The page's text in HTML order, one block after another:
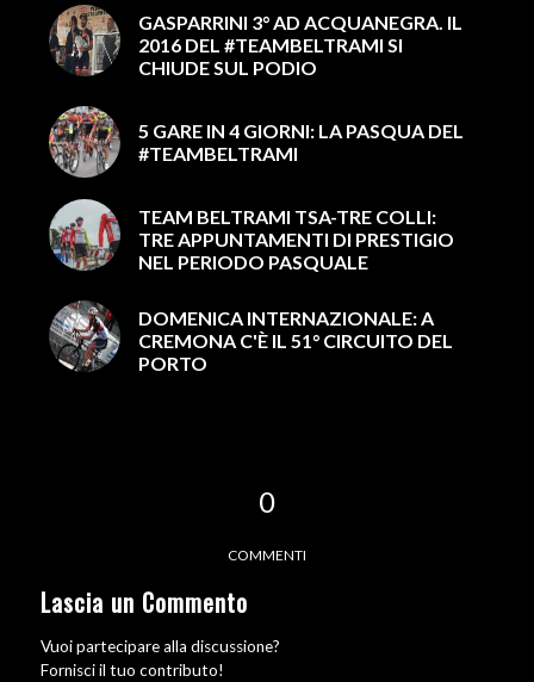
GASPARRINI 3° AD ACQUANEGRA. IL
2016 DEL #TEAMBELTRAMI SI
CHIUDE SUL PODIO
5 GARE IN 4 GIORNI: LA PASQUA DEL
#TEAMBELTRAMI
TEAM BELTRAMI TSA-TRE COLLI:
TRE APPUNTAMENTI DI PRESTIGIO
NEL PERIODO PASQUALE
DOMENICA INTERNAZIONALE: A
CREMONA C'È IL 51° CIRCUITO DEL
PORTO
0
COMMENTI
Lascia un Commento
Vuoi partecipare alla discussione?
Fornisci il tuo contributo!